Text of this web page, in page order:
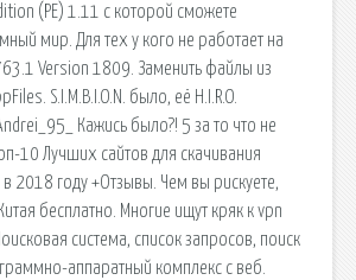
(PE) 1.11 с которой сможете
мир. Для тех у кого не работает на
Version 1809. Заменить файлы из
S.I.M.B.I.O.N. было, её H.I.R.O.
Кажись было?! 5 за то что не
10 Лучших сайтов для скачивания
2018 году +Отзывы. Чем вы рискуете,
бесплатно. Многие ищут кряк к vpn
сиcтема, список запросов, поиск
аппаратный комплекс с веб.